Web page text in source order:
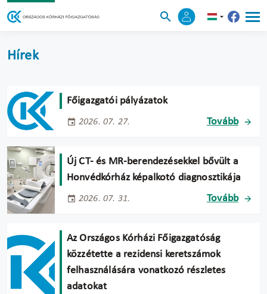
Hírek
Főigazgatói pályázatok
2026. 07. 27. Tovább
Új CT- és MR-berendezésekkel bővült a
Honvédkórház képalkotó diagnosztikája
2026. 07. 31. Tovább
Az Országos Kórházi Főigazgatóság
közzétette a rezidensi keretszámok
felhasználására vonatkozó részletes
adatokat